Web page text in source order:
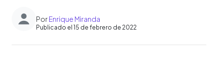
PorEnrique Miranda
Publicado el 15 de febrero de 2022